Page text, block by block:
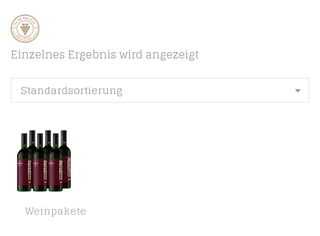
Einzelnes Ergebnis wird angezeigt
Standardsortierung
Weinpakete